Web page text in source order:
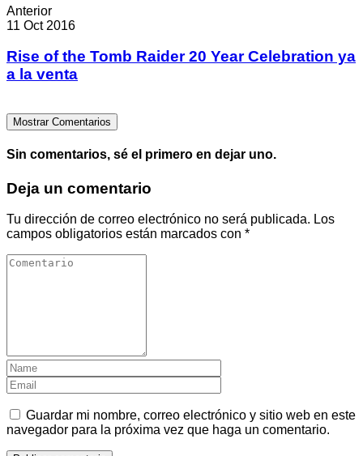
Anterior
11 Oct 2016
Rise of the Tomb Raider 20 Year Celebration ya
a la venta
Mostrar Comentarios
Sin comentarios, sé el primero en dejar uno.
Deja un comentario
Tu dirección de correo electrónico no será publicada. Los
campos obligatorios están marcados con *
Guardar mi nombre, correo electrónico y sitio web en este
navegador para la próxima vez que haga un comentario.